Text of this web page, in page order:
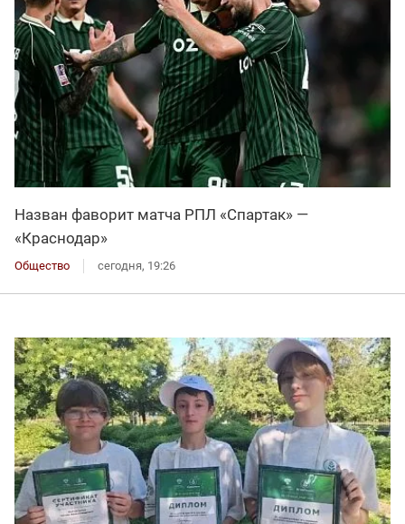
Назван фаворит матча РПЛ «Спартак» —
«Краснодар»
Общество сегодня, 19:26